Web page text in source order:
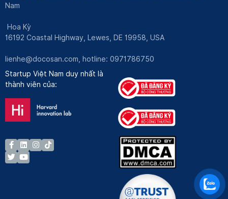
Nam
Hoa Kỳ
16192 Coastal Highway, Lewes, DE 19958, USA
lienhe@docosan.com, hotline: 0971786750
Startup Việt Nam duy nhất là
thành viên của: